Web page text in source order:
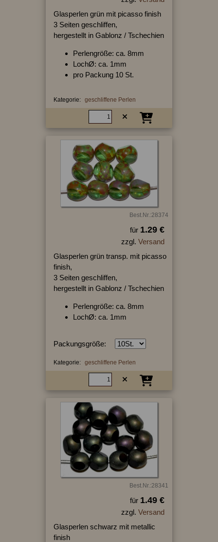
Glasperlen grün mit picasso finish
3 Seiten geschliffen,
hergestellt in Gablonz / Tschechien
Perlengröße: ca. 8mm
LochØ: ca. 1mm
pro Packung 10 St.
Kategorie: geschliffene Perlen
Best.Nr.:28374
für 1.29 €
zzgl. Versand
Glasperlen grün transp. mit picasso
finish,
3 Seiten geschliffen,
hergestellt in Gablonz / Tschechien
Perlengröße: ca. 8mm
LochØ: ca. 1mm
Packungsgröße:
Kategorie: geschliffene Perlen
Best.Nr.:28341
für 1.49 €
zzgl. Versand
Glasperlen schwarz mit metallic
finish